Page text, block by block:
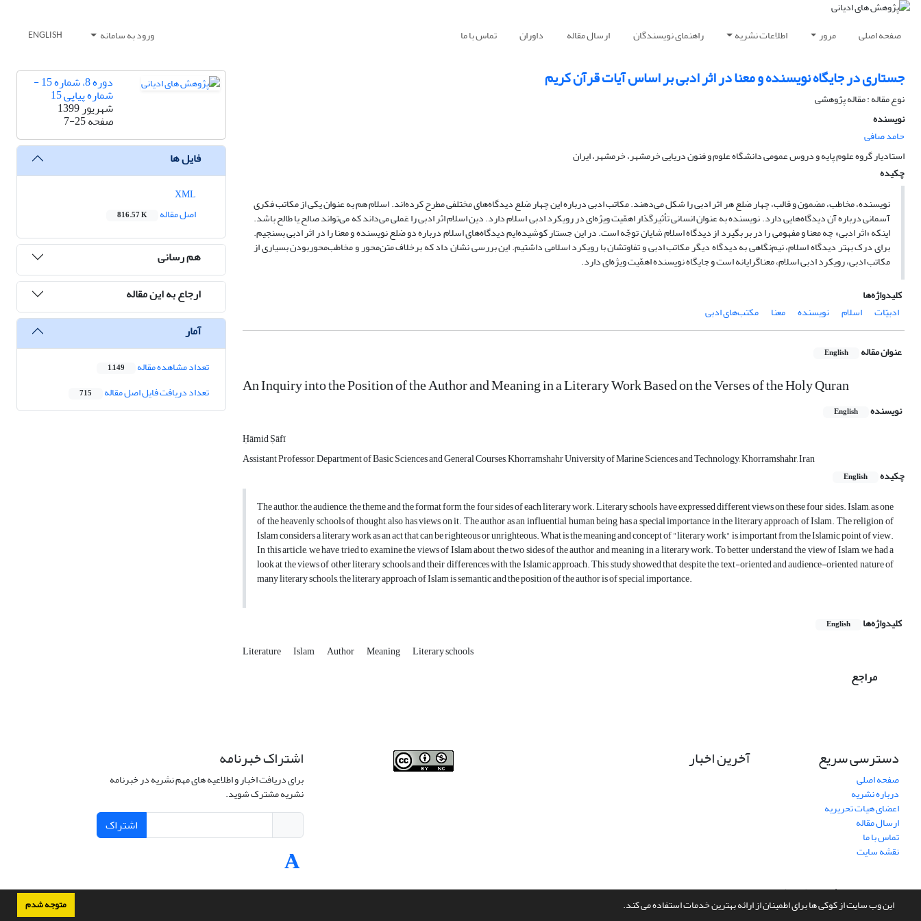
این وب سایت از کوکی ها برای اطمینان از ارائه بهترین خدمات استفاده می کند. متوجه شدم
صفحه اصلی مرور اطلاعات نشریه راهنمای نویسندگان ارسال مقاله داوران تماس با ما ورود به سامانه ENGLISH
جستاری در جایگاه نویسنده و معنا در اثر ادبی بر اساس آیات قرآن کریم
نوع مقاله : مقاله پژوهشی
نویسنده
حامد صافی
استادیار گروه علوم پایه و دروس عمومی دانشگاه علوم و فنون دریایی خرمشهر، خرمشهر، ایران
چکیده
نویسنده، مخاطب، مضمون و قالب، چهار ضلع هر اثر ادبی را شکل می‌دهند. مکاتب ادبی درباره این چهار ضلع دیدگاه‌های مختلفی مطرح کرده‌اند. اسلام هم به عنوان یکی از مکاتب فکری
آسمانی درباره آن دیدگاه‌هایی دارد. نویسنده به عنوان انسانی تأثیرگذار اهمّیت ویژه‌ای در رویکرد ادبی اسلام دارد. دین اسلام اثر ادبی را عَملی می‌داند که می‌تواند صالح یا طالح باشد.
اینکه «اثر ادبی» چه معنا و مفهومی را در بر بگیرد از دیدگاه اسلام شایان توجّه است. در این جستار کوشیده‌ایم دیدگاه‌های اسلام درباره دو ضلع نویسنده و معنا را در اثر ادبی بسنجیم.
برای درک بهتر دیدگاه اسلام، نیم‌نگاهی به دیدگاه دیگر مکاتب ادبی و تفاوتشان با رویکرد اسلامی داشتیم. این بررسی نشان داد که برخلاف متن‌محور و مخاطب‌محوربودن بسیاری از
مکاتب ادبی، رویکرد ادبی اسلام، معناگرایانه است و جایگاه نویسنده اهمّیت ویژه‌ای دارد.
کلیدواژه‌ها
ادبیّات
اسلام نویسنده معنا مکتب‌های ادبی
عنوان مقاله English
An Inquiry into the Position of the Author and Meaning in a Literary Work Based on the Verses of the Holy Quran
نویسنده English
Ḥāmid Ṣāfī
Assistant Professor, Department of Basic Sciences and General Courses, Khorramshahr University of Marine Sciences and Technology, Khorramshahr, Iran
چکیده
English
The author, the audience, the theme and the format form the four sides of each literary work. Literary schools have expressed different views on these four sides. Islam, as one
of the heavenly schools of thought, also has views on it. The author as an influential human being has a special importance in the literary approach of Islam. The religion of
Islam considers a literary work as an act that can be righteous or unrighteous. What is the meaning and concept of "literary work" is important from the Islamic point of view.
In this article, we have tried to examine the views of Islam about the two sides of the author and meaning in a literary work. To better understand the view of Islam, we had a
look at the views of other literary schools and their differences with the Islamic approach. This study showed that despite the text-oriented and audience-oriented nature of
many literary schools, the literary approach of Islam is semantic and the position of the author is of special importance.
کلیدواژه‌ها English
Literature Islam Author Meaning Literary schools
مراجع
دوره 8، شماره 15 -
شماره پیاپی 15
شهریور 1399
صفحه7-25
فایل ها
اصل مقاله
816.57 K
هم رسانی
ارجاع به این مقاله
آمار
تعداد مشاهده مقاله 1,149
تعداد دریافت فایل اصل مقاله 715
دسترسی سریع
صفحه اصلی
درباره نشریه
اعضای هیات تحریریه
ارسال مقاله
تماس با ما
نقشه سایت
آخرین اخبار اشتراک خبرنامه
برای دریافت اخبار و اطلاعیه های مهم نشریه در خبرنامه
نشریه مشترک شوید.
اشتراک
سامانه مدیریت نشریات علمی.طراحی و پیاده سازی ازسیناوب